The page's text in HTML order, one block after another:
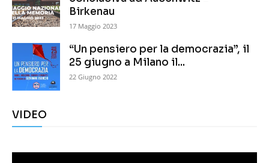
Birkenau
17 Maggio 2023
“Un pensiero per la democrazia”, il
25 giugno a Milano il...
22 Giugno 2022
VIDEO